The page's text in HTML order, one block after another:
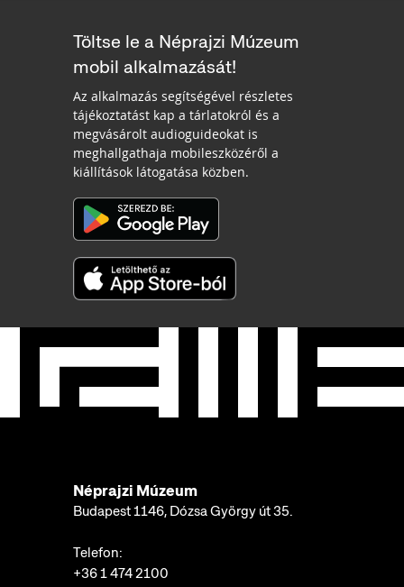
Töltse le a Néprajzi Múzeum
mobil alkalmazását!
Az alkalmazás segítségével részletes
tájékoztatást kap a tárlatokról és a
megvásárolt audioguideokat is
meghallgathaja mobileszközéről a
kiállítások látogatása közben.
Néprajzi Múzeum
Budapest 1146, Dózsa György út 35.
Telefon:
+36 1 474 2100